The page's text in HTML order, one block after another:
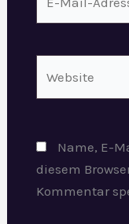
Mail-
Name, E-
diesem
Kommentar